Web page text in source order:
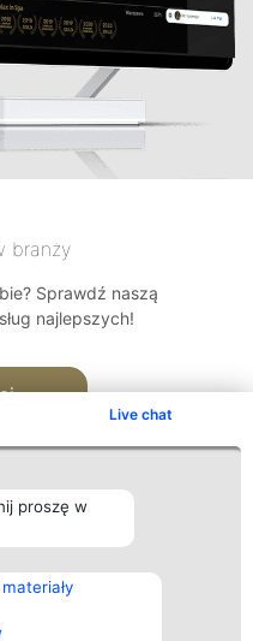
Live chat
proszę w
branży
Sprawdź naszą
najlepszych!
Kontakt
Kontakt